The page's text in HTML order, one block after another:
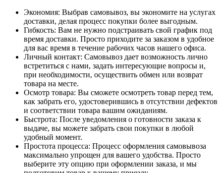
Экономия: Выбрав самовывоз, вы экономите на услугах
доставки, делая процесс покупки более выгодным.
Гибкость: Вам не нужно подстраивать свой график под
время доставки. Просто приходите за заказом в удобное
для вас время в течение рабочих часов нашего офиса.
Личный контакт: Самовывоз дает возможность лично
встретиться с нами, задать интересующие вопросы и,
при необходимости, осуществить обмен или возврат
товара на месте.
Осмотр товара: Вы сможете осмотреть товар перед тем,
как забрать его, удостоверившись в отсутствии дефектов
и соответствии товара вашим ожиданиям.
Быстрота: После уведомления о готовности заказа к
выдаче, вы можете забрать свои покупки в любой
удобный момент.
Простота процесса: Процесс оформления самовывоза
максимально упрощен для вашего удобства. Просто
выберите эту опцию при оформлении заказа, и мы